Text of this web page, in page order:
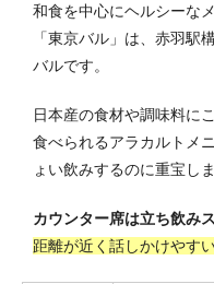
和食を中心にヘルシーな
「東京バル」は、赤羽駅
バルです。
日本産の食材や調味料に
食べられるアラカルトメ
ょい飲みするのに重宝しま
カウンター席は立ち飲み
距離が近く話しかけやす